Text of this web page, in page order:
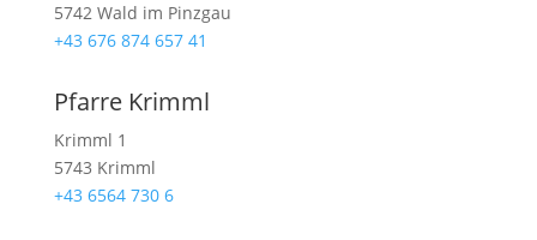
5742 Wald im Pinzgau
+43 676 874 657 41
Pfarre Krimml
Krimml 1
5743 Krimml
+43 6564 730 6